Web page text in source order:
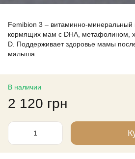
Femibion 3 – витаминно-минеральный
кормящих мам с DHA, метафолином,
D. Поддерживает здоровье мамы
малыша.
В наличии
2 120 грн